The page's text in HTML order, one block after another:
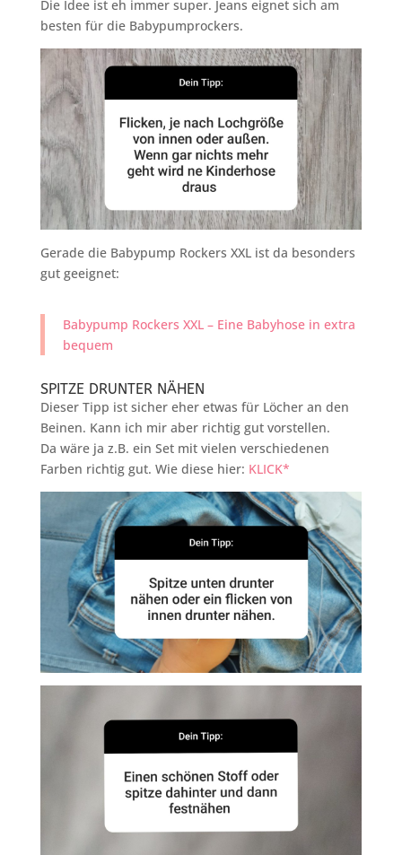
Die Idee ist eh immer super. Jeans eignet sich am
besten für die Babypumprockers.
Gerade die Babypump Rockers XXL ist da besonders
gut geeignet:
Babypump Rockers XXL – Eine Babyhose in extra
bequem
SPITZE DRUNTER NÄHEN
Dieser Tipp ist sicher eher etwas für Löcher an den
Beinen. Kann ich mir aber richtig gut vorstellen.
Da wäre ja z.B. ein Set mit vielen verschiedenen
Farben richtig gut. Wie diese hier: KLICK*